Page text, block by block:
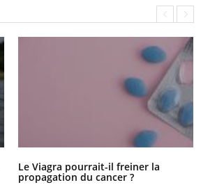
Le Viagra pourrait-il freiner la
propagation du cancer ?